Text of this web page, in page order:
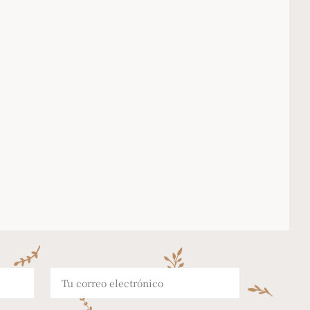
PRODUCTOS PERSONALIZADOS
a tu medida